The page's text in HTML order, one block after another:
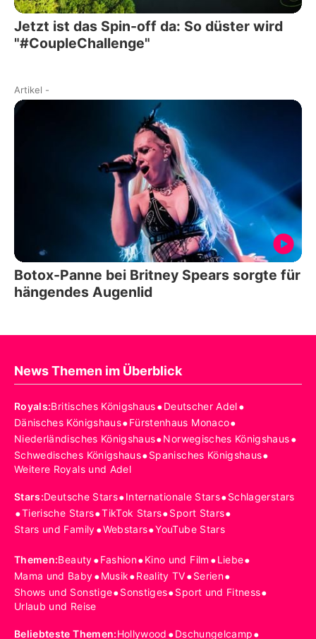
Jetzt ist das Spin-off da: So düster wird
"#CoupleChallenge"
Artikel -
Botox-Panne bei Britney Spears sorgte für
hängendes Augenlid
News Themen im Überblick
Royals:Britisches Königshaus•Deutscher Adel•
Dänisches Königshaus•Fürstenhaus Monaco•
Niederländisches Königshaus•Norwegisches Königshaus•
Schwedisches Königshaus•Spanisches Königshaus•
Weitere Royals und Adel
Stars:Deutsche Stars•Internationale Stars•Schlagerstars
•Tierische Stars•TikTok Stars•Sport Stars•
Stars und Family•Webstars•YouTube Stars
Themen:Beauty•Fashion•Kino und Film •Liebe•
Mama und Baby•Musik•Reality TV•Serien•
Shows und Sonstige•Sonstiges•Sport und Fitness•
Urlaub und Reise
Beliebteste Themen:Hollywood •Dschungelcamp•